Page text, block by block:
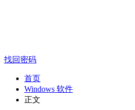
找回密码
首页
Windows 软件
正文